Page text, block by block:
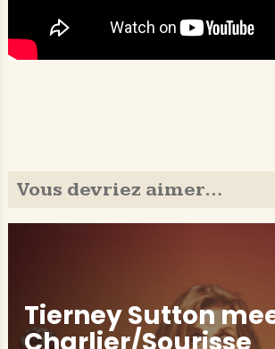
Vous devriez aimer…
Tierney Sutton